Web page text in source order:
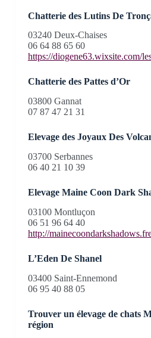
Chatterie des Lutins De
03240 Deux-Chaises
06 64 88 65 60
https://diogene63.wixsite.com/
Chatterie des Pattes d’Or
03800 Gannat
07 87 47 21 31
Elevage des Joyaux Des
03700 Serbannes
06 40 21 10 39
Elevage Maine Coon Dark
03100 Montluçon
06 51 96 64 40
http://
L’Eden De Shanel
03400 Saint-Ennemond
06 95 40 88 05
Trouver un élevage de chats
région